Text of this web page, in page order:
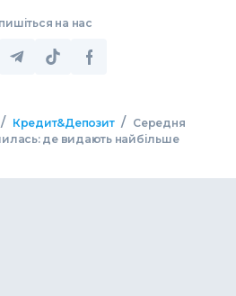
на нас
/ Кредит&Депозит / Середня
де видають найбільше